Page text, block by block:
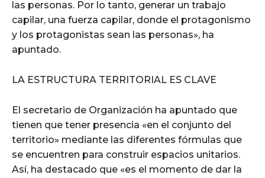
las personas. Por lo tanto, generar un trabajo
capilar, una fuerza capilar, donde el protagonismo
y los protagonistas sean las personas», ha
apuntado.
LA ESTRUCTURA TERRITORIAL ES CLAVE
El secretario de Organización ha apuntado que
tienen que tener presencia «en el conjunto del
territorio» mediante las diferentes fórmulas que
se encuentren para construir espacios unitarios.
Así, ha destacado que «es el momento de dar la